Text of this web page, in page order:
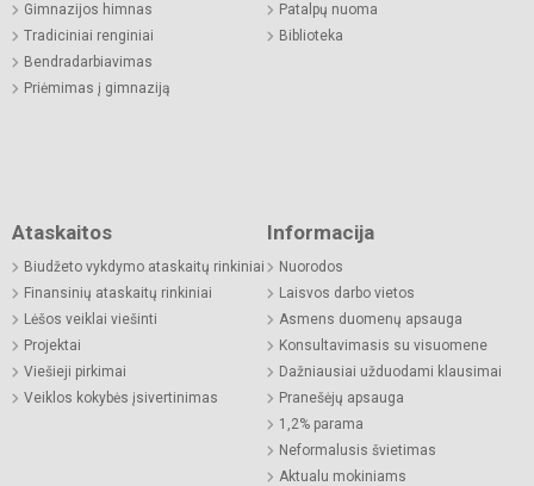
Gimnazijos himnas
Tradiciniai renginiai
Bendradarbiavimas
Priėmimas į gimnaziją
Patalpų nuoma
Biblioteka
Ataskaitos
Biudžeto vykdymo ataskaitų rinkiniai
Finansinių ataskaitų rinkiniai
Lėšos veiklai viešinti
Projektai
Viešieji pirkimai
Veiklos kokybės įsivertinimas
Informacija
Nuorodos
Laisvos darbo vietos
Asmens duomenų apsauga
Konsultavimasis su visuomene
Dažniausiai užduodami klausimai
Pranešėjų apsauga
1,2% parama
Neformalusis švietimas
Aktualu mokiniams